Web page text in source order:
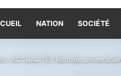
NATION SOCIÉTÉ
/ ACTUALITÉ /Rentrée